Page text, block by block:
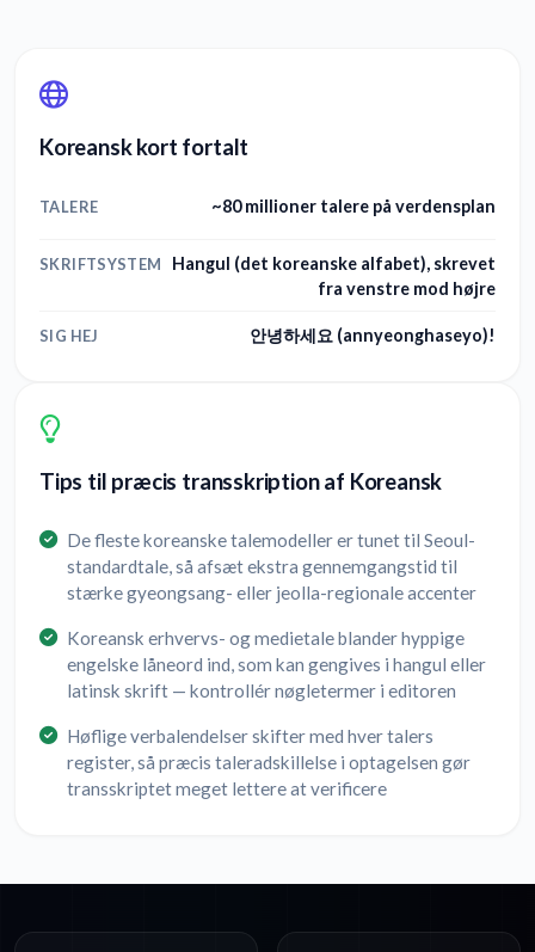
Koreansk kort fortalt
TALERE ~80 millioner talere på verdensplan
SKRIFTSYSTEM
Hangul (det koreanske alfabet), skrevet
fra venstre mod højre
SIG HEJ 안녕하세요 (annyeonghaseyo)!
Tips til præcis transskription af Koreansk
De fleste koreanske talemodeller er tunet til Seoul-
standardtale, så afsæt ekstra gennemgangstid til
stærke gyeongsang- eller jeolla-regionale accenter
Koreansk erhvervs- og medietale blander hyppige
engelske låneord ind, som kan gengives i hangul eller
latinsk skrift — kontrollér nøgletermer i editoren
Høflige verbalendelser skifter med hver talers
register, så præcis taleradskillelse i optagelsen gør
transskriptet meget lettere at verificere